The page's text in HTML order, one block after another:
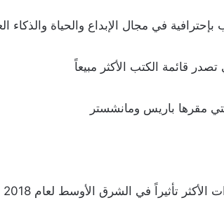
في مجال الإبداع والحياة والذكاء
قائمة الكتب الأكثر مبيعاً
مقرها باريس ومانشستر
تأثيراً في الشرق الأوسط لعام 2018